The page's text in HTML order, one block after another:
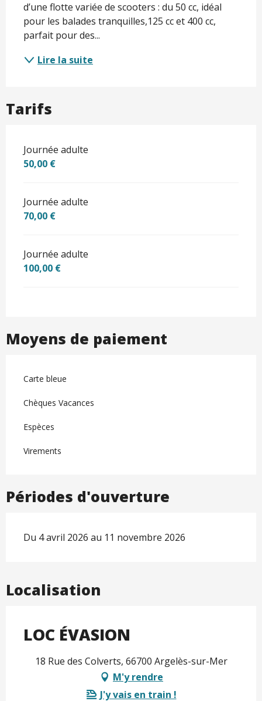
d’une flotte variée de scooters : du 50 cc, idéal
pour les balades tranquilles,125 cc et 400 cc,
parfait pour des...
Lire la suite
Tarifs
Journée adulte
50,00 €
Journée adulte
70,00 €
Journée adulte
100,00 €
Moyens de paiement
Carte bleue
Chèques Vacances
Espèces
Virements
Périodes d'ouverture
Du 4 avril 2026 au 11 novembre 2026
Localisation
LOC ÉVASION
18 Rue des Colverts, 66700 Argelès-sur-Mer
M'y rendre
J'y vais en train !